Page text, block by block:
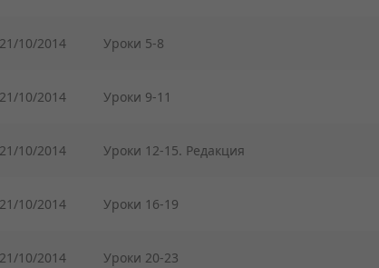
21/10/2014 Уроки 5-8
21/10/2014 Уроки 9-11
21/10/2014 Уроки 12-15. Редакция
21/10/2014 Уроки 16-19
21/10/2014 Уроки 20-23